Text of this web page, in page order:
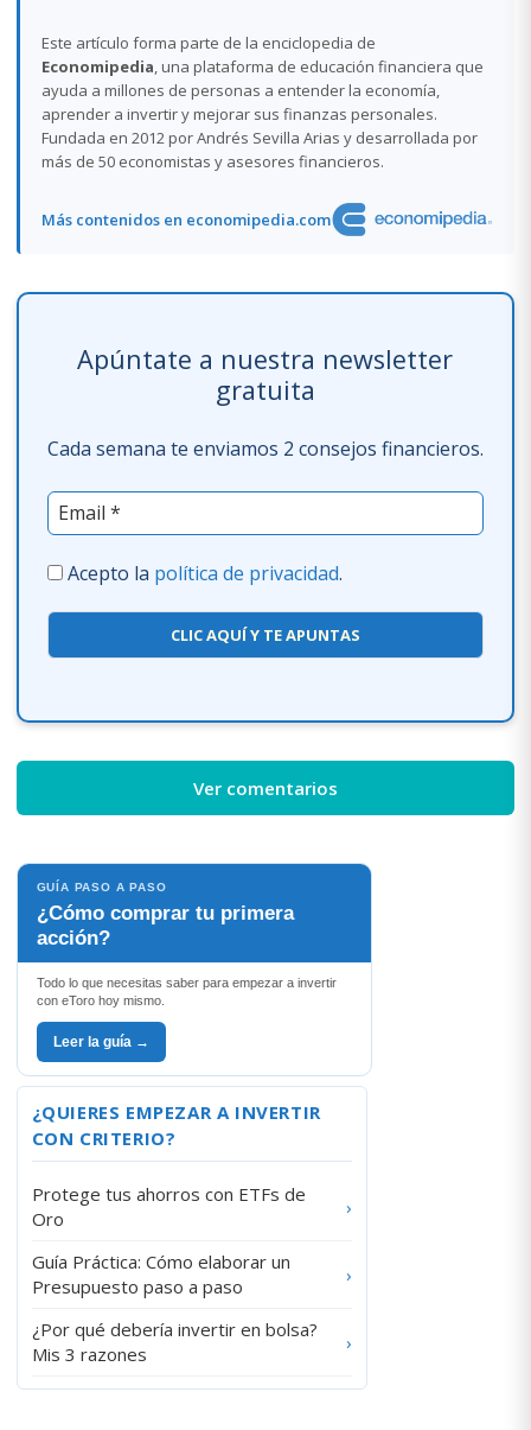
Este artículo forma parte de la enciclopedia de
Economipedia, una plataforma de educación financiera que
ayuda a millones de personas a entender la economía,
aprender a invertir y mejorar sus finanzas personales.
Fundada en 2012 por Andrés Sevilla Arias y desarrollada por
más de 50 economistas y asesores financieros.
Más contenidos en economipedia.com
Apúntate a nuestra newsletter
gratuita
Cada semana te enviamos 2 consejos financieros.
Acepto la política de privacidad.
CLIC AQUÍ Y TE APUNTAS
Ver comentarios
GUÍA PASO A PASO
¿Cómo comprar tu primera
acción?
Todo lo que necesitas saber para empezar a invertir
con eToro hoy mismo.
Leer la guía →
¿QUIERES EMPEZAR A INVERTIR
CON CRITERIO?
Protege tus ahorros con ETFs de
Oro
›
Guía Práctica: Cómo elaborar un
Presupuesto paso a paso
›
¿Por qué debería invertir en bolsa?
Mis 3 razones
›